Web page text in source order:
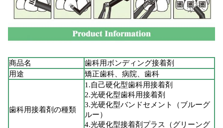
商品名
歯科用ボンディング接着剤
用途
矯正歯科、病院、歯科
歯科用接着剤の種類
1.自己硬化型歯科用接着剤
2.光硬化型歯科用接着剤
3.光硬化型バンドセメント（ブルーグ
ルー）
4.光硬化型接着剤プラス（グリーング